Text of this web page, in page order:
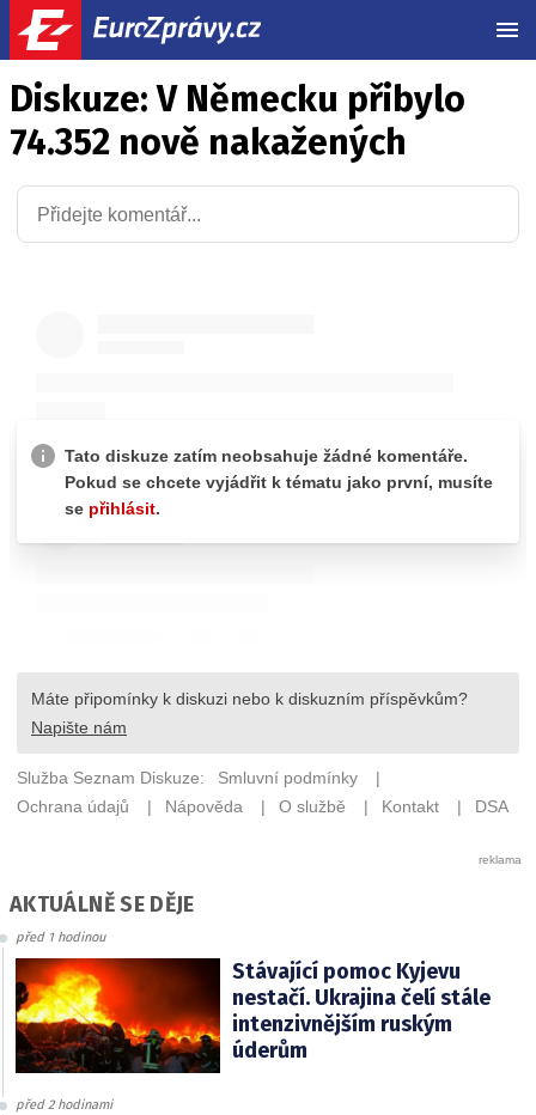
Diskuze: V Německu přibylo
74.352 nově nakažených
AKTUÁLNĚ SE DĚJE
před 1 hodinou
Stávající pomoc Kyjevu
nestačí. Ukrajina čelí stále
intenzivnějším ruským
úderům
před 2 hodinami